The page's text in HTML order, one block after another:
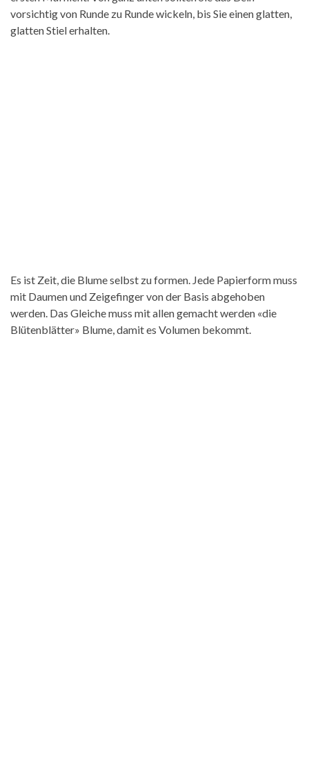
vorsichtig von Runde zu Runde wickeln, bis Sie einen glatten,
glatten Stiel erhalten.
Es ist Zeit, die Blume selbst zu formen. Jede Papierform muss
mit Daumen und Zeigefinger von der Basis abgehoben
werden. Das Gleiche muss mit allen gemacht werden «die
Blütenblätter» Blume, damit es Volumen bekommt.